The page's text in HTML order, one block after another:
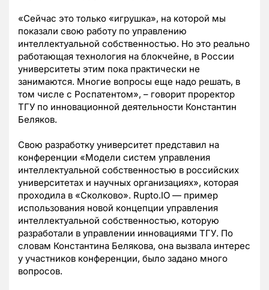
«Сейчас это только «игрушка», на которой мы
показали свою работу по управлению
интеллектуальной собственностью. Но это реально
работающая технология на блокчейне, в России
университеты этим пока практически не
занимаются. Многие вопросы еще надо решать, в
том числе с Роспатентом», – говорит проректор
ТГУ по инновационной деятельности Константин
Беляков.
Свою разработку университет представил на
конференции «Модели систем управления
интеллектуальной собственностью в российских
университетах и научных организациях», которая
проходила в «Сколково». Rupto.IO — пример
использования новой концепции управления
интеллектуальной собственностью, которую
разработали в управлении инновациями ТГУ. По
словам Константина Белякова, она вызвала интерес
у участников конференции, было задано много
вопросов.